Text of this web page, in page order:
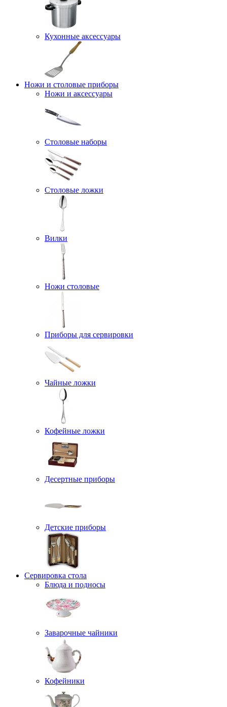
Кухонные аксессуары
Ножи и столовые приборы
Ножи и аксессуары
Столовые наборы
Столовые ложки
Вилки
Ножи столовые
Приборы для сервировки
Чайные ложки
Кофейные ложки
Десертные приборы
Детские приборы
Сервировка стола
Блюда и подносы
Заварочные чайники
Кофейники